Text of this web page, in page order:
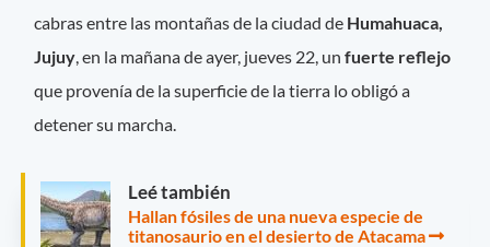
cabras entre las montañas de la ciudad de Humahuaca,
Jujuy , en la mañana de ayer, jueves 22, unfuerte reflejo
que provenía de la superficie de la tierra lo obligó a
detener su marcha.
Leé también
Hallan fósiles de una nueva especie de
titanosaurio en el desierto de Atacama